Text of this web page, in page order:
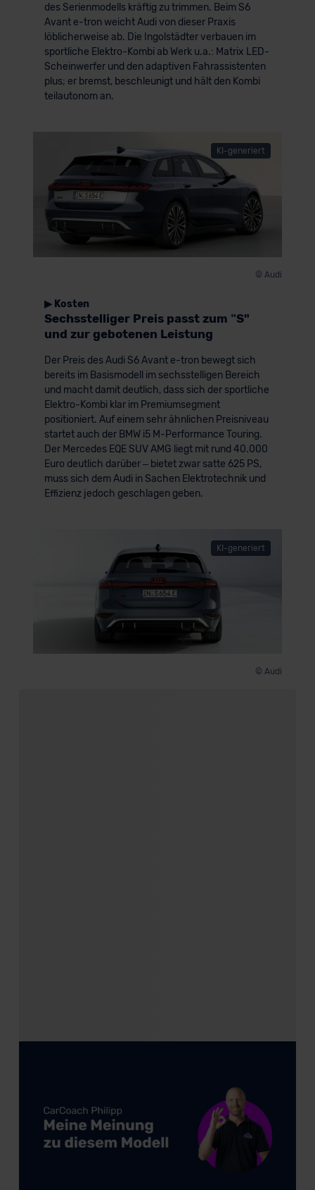
der EU erfolgt, erfolgt dies ausschließlich auf der
Grundlage eines Angemessenheitsbeschlusses der EU-
Kommission (Art. 45 Abs. 1 DSGVO), von
Standarddatenschutzklauseln (Art. 46 Abs. 2 lit. c
DSGVO) oder wenn Sie hierzu Ihre Einwilligung freiwillig
erteilen. Nähere Informationen zu den bestehenden
datenschutz@meinauto.de anfordern.
Datenschutzerklärung|Impressum
des Serienmodells kräftig zu trimmen. Beim S6
Avant e-tron weicht Audi von dieser Praxis
löblicherweise ab. Die Ingolstädter verbauen im
sportliche Elektro-Kombi ab Werk u.a.: Matrix LED-
Scheinwerfer und den adaptiven Fahrassistenten
plus; er bremst, beschleunigt und hält den Kombi
teilautonom an.
KI-generiert
© Audi
▶ Kosten
Sechsstelliger Preis passt zum ʺS"
und zur gebotenen Leistung
Der Preis des Audi S6 Avant e-tron bewegt sich
bereits im Basismodell im sechsstelligen Bereich
und macht damit deutlich, dass sich der sportliche
Elektro-Kombi klar im Premiumsegment
positioniert. Auf einem sehr ähnlichen Preisniveau
startet auch der BMW i5 M-Performance Touring.
Der Mercedes EQE SUV AMG liegt mit rund 40.000
Euro deutlich darüber – bietet zwar satte 625 PS,
muss sich dem Audi in Sachen Elektrotechnik und
Effizienz jedoch geschlagen geben.
KI-generiert
© Audi